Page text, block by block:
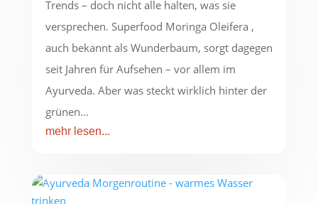
Trends – doch nicht alle halten, was sie
versprechen. Superfood Moringa Oleifera ,
auch bekannt als Wunderbaum, sorgt dagegen
seit Jahren für Aufsehen – vor allem im
Ayurveda. Aber was steckt wirklich hinter der
grünen...
mehr lesen...